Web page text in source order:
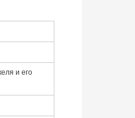
и его